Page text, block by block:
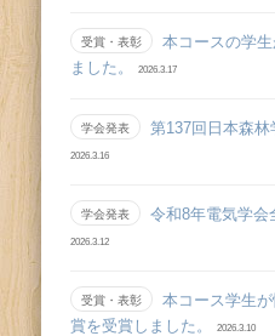
受賞・表彰
本コースの学
ました。
2026.3.17
学会発表 第137回日本森林
2026.3.16
学会発表 令和8年電気学会
2026.3.12
受賞・表彰
本コース学生
賞を受賞しました。
2026.3.10